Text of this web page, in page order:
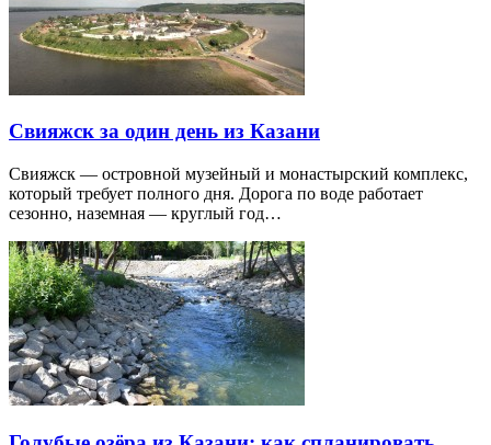
Свияжск за один день из Казани
Свияжск — островной музейный и монастырский комплекс,
который требует полного дня. Дорога по воде работает
сезонно, наземная — круглый год…